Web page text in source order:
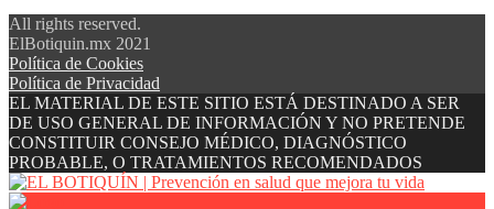
All rights reserved.
ElBotiquin.mx 2021
Política de Cookies
Política de Privacidad
EL MATERIAL DE ESTE SITIO ESTÁ DESTINADO A SER
DE USO GENERAL DE INFORMACIÓN Y NO PRETENDE
CONSTITUIR CONSEJO MÉDICO, DIAGNÓSTICO
PROBABLE, O TRATAMIENTOS RECOMENDADOS